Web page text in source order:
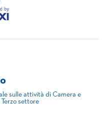
sulle attività di Camera e
settore